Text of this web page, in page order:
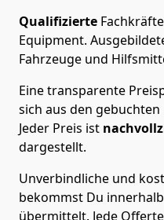
Qualifizierte
Equipment.
Fahrzeuge und
Eine transparente
sich aus den
Jeder Preis ist
dargestellt.
Unverbindliche und
bekommst Du
übermittelt. Jede